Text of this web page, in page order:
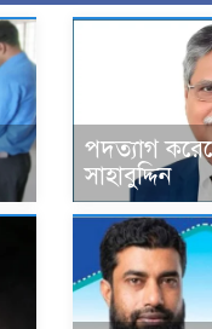
পদত্যাগ
সাহাবুদ্দিন